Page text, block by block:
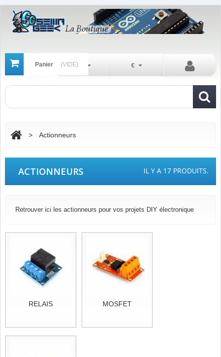
Panier (VIDE) €
Fr
> Actionneurs
ACTIONNEURS IL Y A 17 PRODUITS.
Retrouver ici les actionneurs pour vos projets DIY électronique
RELAIS MOSFET